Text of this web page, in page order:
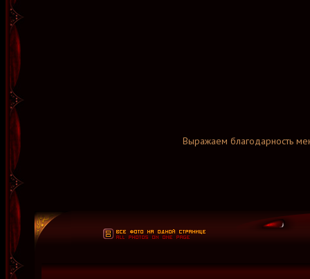
Выражаем благодарность